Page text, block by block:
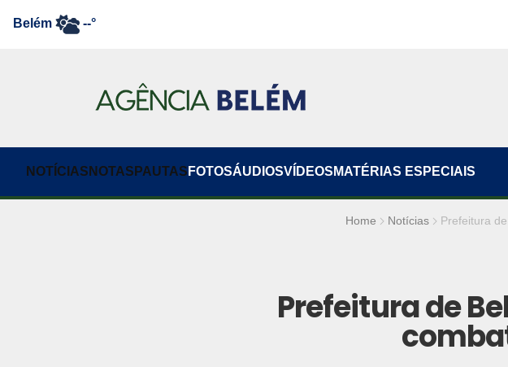
Belém --°
NOTÍCIAS NOTAS PAUTAS FOTOSÁUDIOSVÍDEOS MATÉRIAS ESPECIAIS
Home Notícias Prefeitura
Prefeitura de